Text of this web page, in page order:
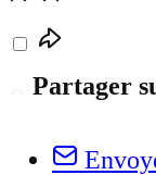
Partager